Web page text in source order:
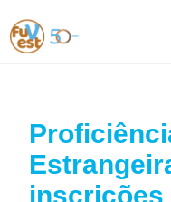
inscrições